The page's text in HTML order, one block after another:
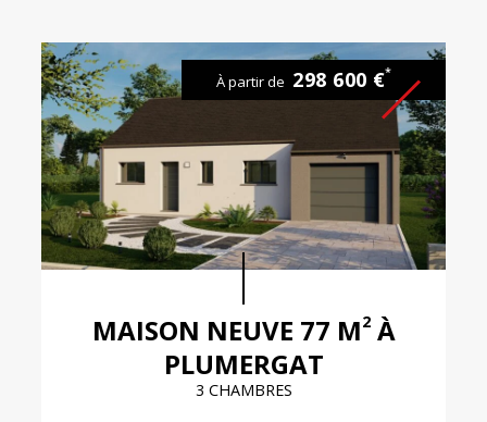
MAISON NEUVE 77 M2À
PLUMERGAT
3 CHAMBRES
À partir de 298 600 €*